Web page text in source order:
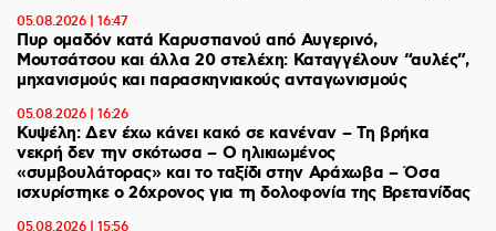
05.08.2026 | 16:47
Πυρ ομαδόν κατά Καρυστιανού από Αυγερινό,
Μουτσάτσου και άλλα 20 στελέχη: Καταγγέλουν “αυλές”,
μηχανισμούς και παρασκηνιακούς ανταγωνισμούς
05.08.2026 | 16:26
Κυψέλη: Δεν έχω κάνει κακό σε κανέναν – Τη βρήκα
νεκρή δεν την σκότωσα – Ο ηλικιωμένος
«συμβουλάτορας» και το ταξίδι στην Αράχωβα – Όσα
ισχυρίστηκε ο 26χρονος για τη δολοφονία της Βρετανίδας
05.08.2026 | 15:56